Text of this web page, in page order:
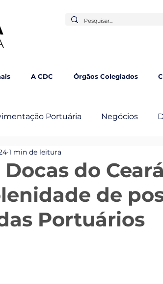
A CDC Órgãos Colegiados
Portuária Negócios
do Ceará
de
Portuários
1 min de leitura